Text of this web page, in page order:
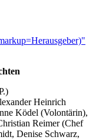
Heinrich
Ködel (Volontärin),
Reimer (Chef
Denise Schwarz,